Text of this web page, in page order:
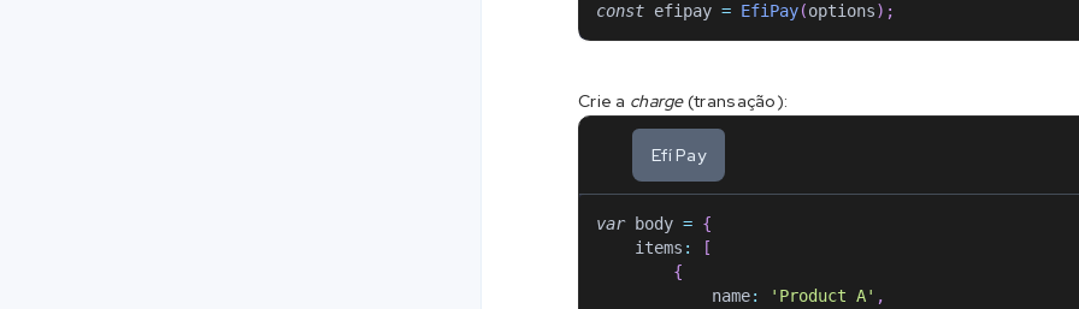
const efipay = EfiPay(options) ;
Crie a charge(transação):
Efí Pay
var body = {
items :
[
{
name: 'Product A' ,